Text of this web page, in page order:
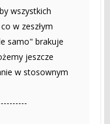
wszystkich
w zeszłym
samo" brakuje
jeszcze
w stosownym